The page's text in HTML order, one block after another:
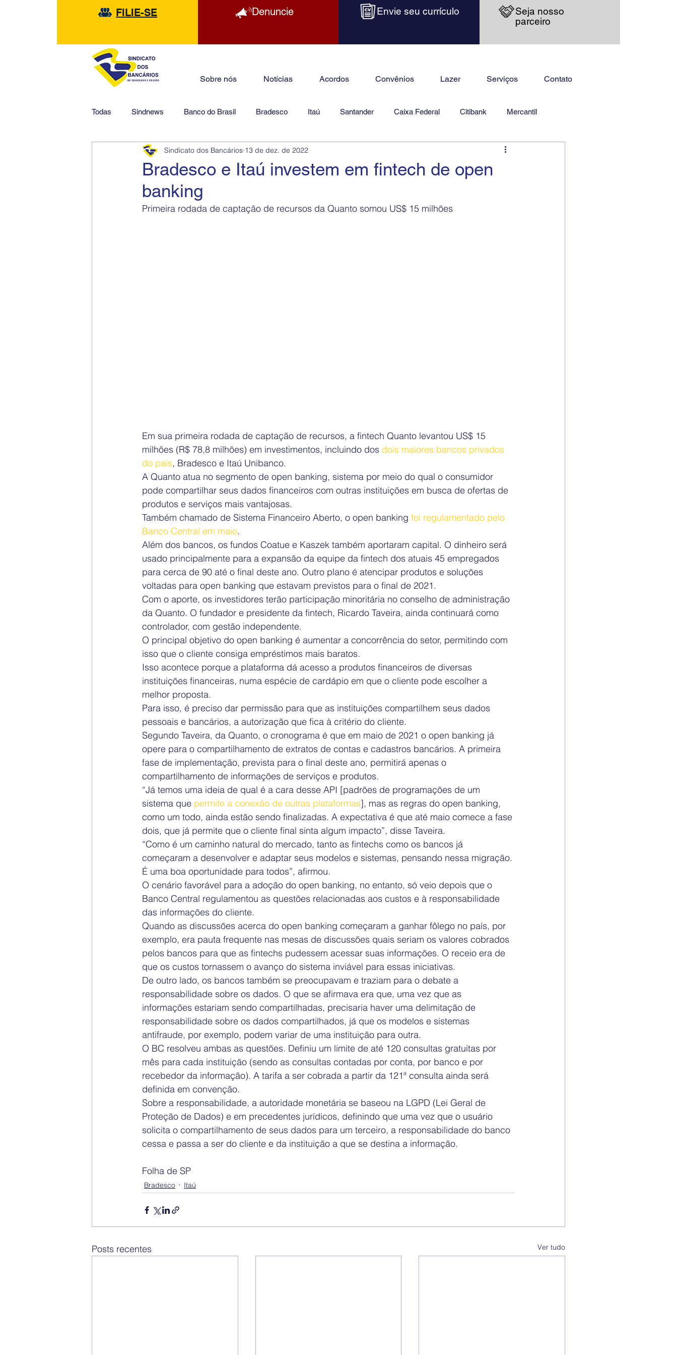
FILIE-SE Denuncie Envie seu currículo
Seja nosso
parceiro
Sobre nós Notícias Acordos Convênios Lazer Serviços Contato
Todas Sindnews Banco do Brasil Bradesco Itaú Santander Caixa Federal Citibank Mercantil
HSBC Financeiras Jurídico
Bradesco e Itaú investem em fintech de open
banking
Sindicato dos Bancários 13 de dez. de 2022
Primeira rodada de captação de recursos da Quanto somou US$ 15 milhões
Em sua primeira rodada de captação de recursos, a fintech Quanto levantou US$ 15
milhões (R$ 78,8 milhões) em investimentos, incluindo dos dois maiores bancos privados
do país, Bradesco e Itaú Unibanco.
A Quanto atua no segmento de open banking, sistema por meio do qual o consumidor
pode compartilhar seus dados financeiros com outras instituições em busca de ofertas de
produtos e serviços mais vantajosas.
Também chamado de Sistema Financeiro Aberto, o open banking foi regulamentado pelo
Banco Central em maio.
Além dos bancos, os fundos Coatue e Kaszek também aportaram capital. O dinheiro será
usado principalmente para a expansão da equipe da fintech dos atuais 45 empregados
para cerca de 90 até o final deste ano. Outro plano é atencipar produtos e soluções
voltadas para open banking que estavam previstos para o final de 2021.
Com o aporte, os investidores terão participação minoritária no conselho de administração
da Quanto. O fundador e presidente da fintech, Ricardo Taveira, ainda continuará como
controlador, com gestão independente.
O principal objetivo do open banking é aumentar a concorrência do setor, permitindo com
isso que o cliente consiga empréstimos mais baratos.
Isso acontece porque a plataforma dá acesso a produtos financeiros de diversas
instituições financeiras, numa espécie de cardápio em que o cliente pode escolher a
melhor proposta.
Para isso, é preciso dar permissão para que as instituições compartilhem seus dados
pessoais e bancários, a autorização que fica à critério do cliente.
Segundo Taveira, da Quanto, o cronograma é que em maio de 2021 o open banking já
opere para o compartilhamento de extratos de contas e cadastros bancários. A primeira
fase de implementação, prevista para o final deste ano, permitirá apenas o
compartilhamento de informações de serviços e produtos.
“Já temos uma ideia de qual é a cara desse API [padrões de programações de um
sistema que permite a conexão de outras plataformas], mas as regras do open banking,
como um todo, ainda estão sendo finalizadas. A expectativa é que até maio comece a fase
dois, que já permite que o cliente final sinta algum impacto”, disse Taveira.
“Como é um caminho natural do mercado, tanto as fintechs como os bancos já
começaram a desenvolver e adaptar seus modelos e sistemas, pensando nessa migração.
É uma boa oportunidade para todos”, afirmou.
O cenário favorável para a adoção do open banking, no entanto, só veio depois que o
Banco Central regulamentou as questões relacionadas aos custos e à responsabilidade
das informações do cliente.
Quando as discussões acerca do open banking começaram a ganhar fôlego no país, por
exemplo, era pauta frequente nas mesas de discussões quais seriam os valores cobrados
pelos bancos para que as fintechs pudessem acessar suas informações. O receio era de
que os custos tornassem o avanço do sistema inviável para essas iniciativas.
De outro lado, os bancos também se preocupavam e traziam para o debate a
responsabilidade sobre os dados. O que se afirmava era que, uma vez que as
informações estariam sendo compartilhadas, precisaria haver uma delimitação de
responsabilidade sobre os dados compartilhados, já que os modelos e sistemas
antifraude, por exemplo, podem variar de uma instituição para outra.
O BC resolveu ambas as questões. Definiu um limite de até 120 consultas gratuitas por
mês para cada instituição (sendo as consultas contadas por conta, por banco e por
recebedor da informação). A tarifa a ser cobrada a partir da 121ª consulta ainda será
definida em convenção.
Sobre a responsabilidade, a autoridade monetária se baseou na LGPD (Lei Geral de
Proteção de Dados) e em precedentes jurídicos, definindo que uma vez que o usuário
solicita o compartilhamento de seus dados para um terceiro, a responsabilidade do banco
cessa e passa a ser do cliente e da instituição a que se destina a informação.
Folha de SP
Bradesco Itaú
Posts recentes Ver tudo